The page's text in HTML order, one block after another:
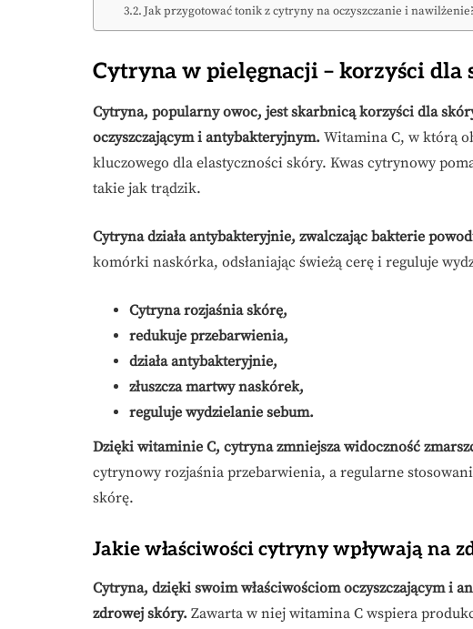
Jak przygotować tonik z cytryny na oczyszczanie i
Cytryna w pielęgnacji – korzyści dla
Cytryna, popularny owoc, jest skarbnicą korzyści dla
oczyszczającym i antybakteryjnym. Witamina C, w którą
kluczowego dla elastyczności skóry. Kwas cytrynowy
takie jak trądzik.
Cytryna działa antybakteryjnie, zwalczając bakterie
komórki naskórka, odsłaniając świeżą cerę i reguluje
Cytryna rozjaśnia skórę,
redukuje przebarwienia,
działa antybakteryjnie,
złuszcza martwy naskórek,
reguluje wydzielanie sebum.
Dzięki witaminie C, cytryna zmniejsza widoczność
cytrynowy rozjaśnia przebarwienia, a regularne
skórę.
Jakie właściwości cytryny wpływają na
Cytryna, dzięki swoim właściwościom oczyszczającym i
zdrowej skóry. Zawarta w niej witamina C wspiera